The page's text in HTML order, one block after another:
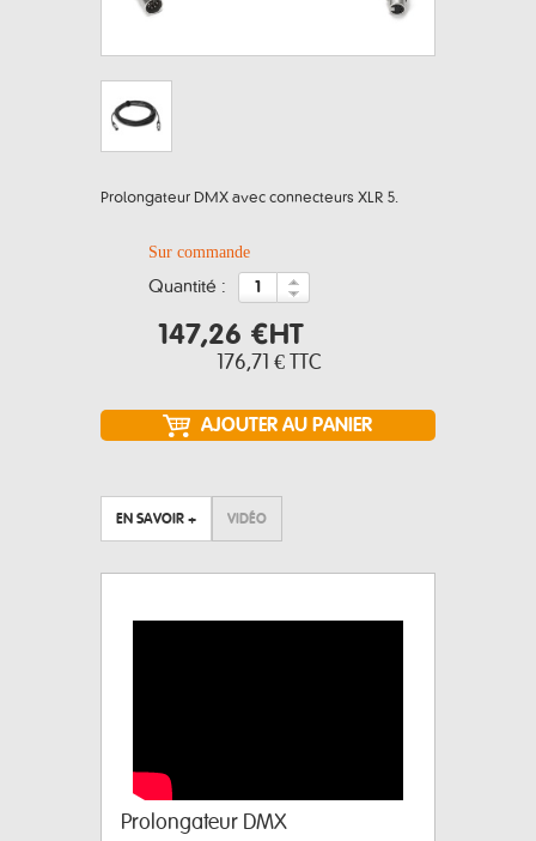
Prolongateur DMX avec connecteurs XLR 5.
Sur commande
quantité :
147,26 €HT
176,71 € TTC
EN SAVOIR + VIDÉO
Prolongateur DMX